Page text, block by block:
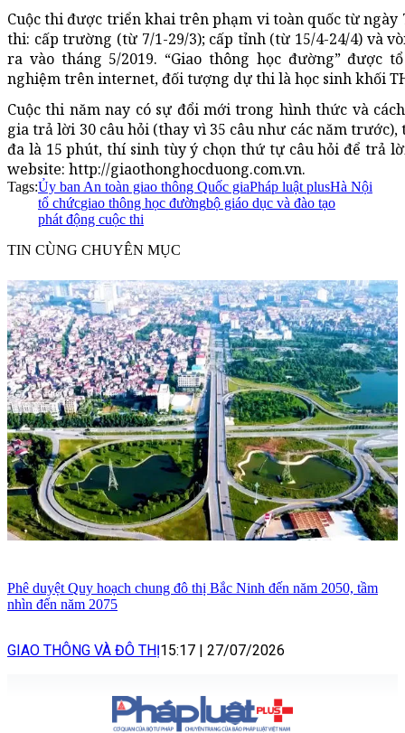
Cuộc thi được triển khai trên phạm vi toàn quốc từ ngày
thi: cấp trường (từ 7/1-29/3); cấp tỉnh (từ 15/4-24/4) và
ra vào tháng 5/2019. “Giao thông học đường” được
nghiệm trên internet, đối tượng dự thi là học sinh khối
Cuộc thi năm nay có sự đổi mới trong hình thức và
gia trả lời 30 câu hỏi (thay vì 35 câu như các năm
đa là 15 phút, thí sinh tùy ý chọn thứ tự câu hỏi để trả
website: http://giaothonghocduong.com.vn.
Tags:Ủy ban An toàn giao thông Quốc giaPháp luật plusHà Nội
tổ chứcgiao thông học đườngbộ giáo dục và đào tạo
phát động cuộc thi
TIN CÙNG CHUYÊN MỤC
Phê duyệt Quy hoạch chung đô thị Bắc Ninh đến năm 2050, tầm
nhìn đến năm 2075
GIAO THÔNG VÀ ĐÔ THỊ15:17 | 27/07/2026